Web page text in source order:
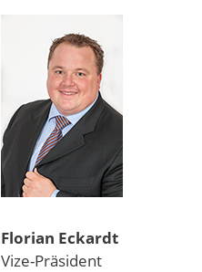
Florian Eckardt
Vize-Präsident